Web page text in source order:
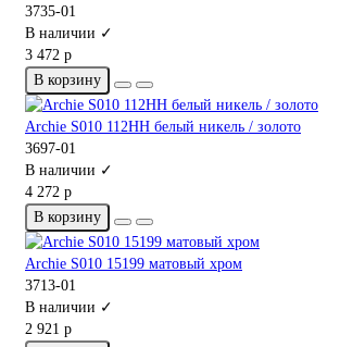
3735-01
В наличии ✓
3 472 р
В корзину
Archie S010 112HH белый никель / золото
3697-01
В наличии ✓
4 272 р
В корзину
Archie S010 15199 матовый хром
3713-01
В наличии ✓
2 921 р